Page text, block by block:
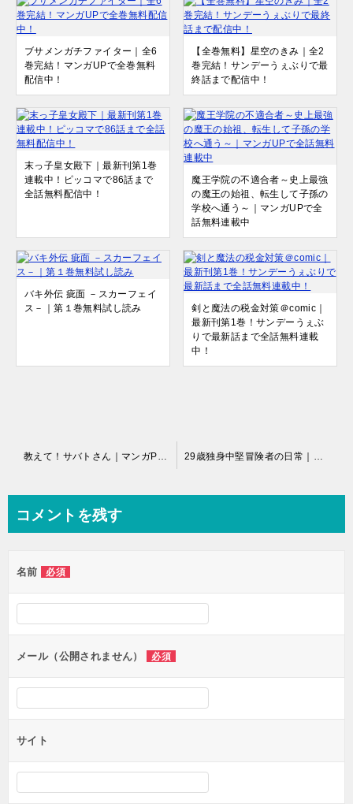
ブサメンガチファイター｜全6
巻完結！マンガUPで全巻無料
配信中！
【全巻無料】星空のきみ｜全2
巻完結！サンデーうぇぶりで最
終話まで配信中！
末っ子皇女殿下｜最新刊第1巻
連載中！ピッコマで86話まで
全話無料配信中！
魔王学院の不適合者～史上最強
の魔王の始祖、転生して子孫の
学校へ通う～｜マンガUPで全
話無料連載中
バキ外伝 疵面 －スカーフェイ
ス－｜第１巻無料試し読み
剣と魔法の税金対策＠comic｜
最新刊第1巻！サンデーうぇぶ
りで最新話まで全話無料連載
中！
ビ
ー
シ
ョ
ン
コメントを残す
名前 必須
メール（公開されません） 必須
サイト